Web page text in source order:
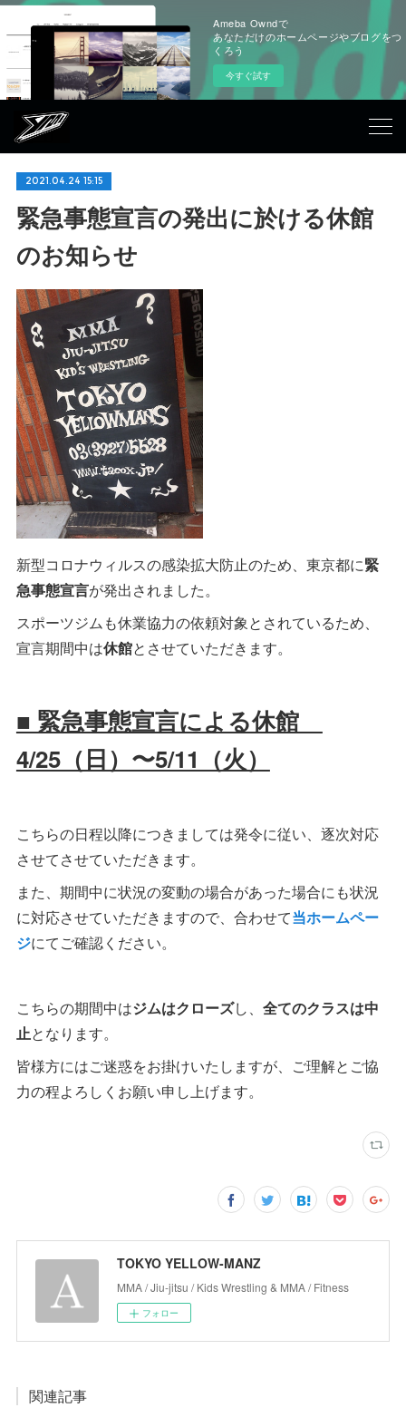
Ameba Owndで
あなただけのホームページやブログをつ
くろう
今すぐ試す
2021.04.24 15:15
緊急事態宣言の発出に於ける休館
のお知らせ
新型コロナウィルスの感染拡大防止のため、東京都に緊
急事態宣言が発出されました。
スポーツジムも休業協力の依頼対象とされているため、
宣言期間中は休館とさせていただきます。
■ 緊急事態宣言による休館
4/25（日）〜5/11（火）
こちらの日程以降につきましては発令に従い、逐次対応
させてさせていただきます。
また、期間中に状況の変動の場合があった場合にも状況
に対応させていただきますので、合わせて当ホームペー
ジにてご確認ください。
こちらの期間中はジムはクローズし、 全てのクラスは中
止となります。
皆様方にはご迷惑をお掛けいたしますが、ご理解とご協
力の程よろしくお願い申し上げます。
TOKYO YELLOW-MANZ
MMA / Jiu-jitsu / Kids Wrestling & MMA / Fitness
フォロー
関連記事